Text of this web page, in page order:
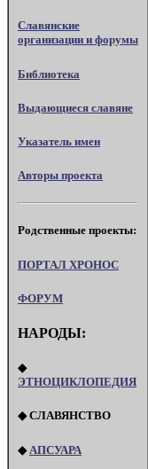
Славянские
организации и форумы
Библиотека
Выдающиеся славяне
Указатель имен
Авторы проекта
Родственные проекты:
ПОРТАЛ XPOHOC
ФОРУМ
НАРОДЫ:
◆
ЭТНОЦИКЛОПЕДИЯ
◆ СЛАВЯНСТВО
◆ АПСУАРА